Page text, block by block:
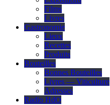
Films
Livres
Gastronomie
Lieux
Recettes
Produits
Bouteilles
Bonnes Bouteilles
Livres — Viticulture
Adresses
Radio HdO